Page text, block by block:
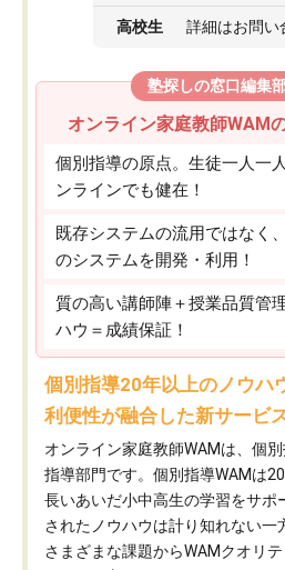
高校生 詳細はお問い
塾探しの窓口編集
オンライン家庭教師WAM
個別指導の原点。生徒一人一
ンラインでも健在！
既存システムの流用ではなく
のシステムを開発・利用！
質の高い講師陣＋授業品質管
ハウ＝成績保証！
個別指導20年以上のノウハ
利便性が融合した新サービ
オンライン家庭教師WAMは、個
指導部門です。個別指導WAMは
長いあいだ小中高生の学習をサポ
されたノウハウは計り知れない一
さまざまな課題からWAMクオリ